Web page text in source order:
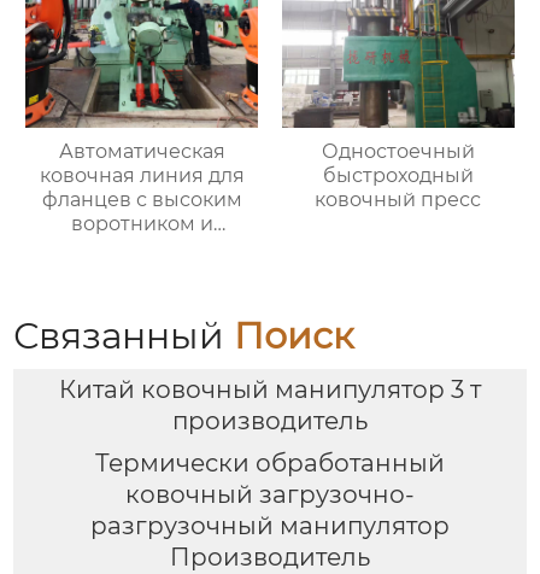
Автоматическая
ковочная линия для
фланцев с высоким
воротником и
Одностоечный
быстроходный
ковочный пресс
Связанный Поиск
Китай ковочный манипулятор 3 т
производитель
Термически обработанный
ковочный загрузочно-
разгрузочный манипулятор
Производитель